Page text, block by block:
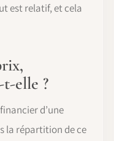
est relatif, et cela
elle ?
d’une
la répartition de ce